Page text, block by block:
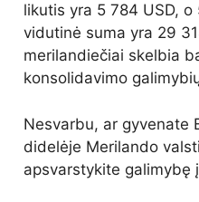
likutis yra 5 784 USD,
vidutinė suma yra 29
merilandiečiai skelbia
konsolidavimo
Nesvarbu, ar gyvenate
didelėje Merilando
apsvarstykite galimybę